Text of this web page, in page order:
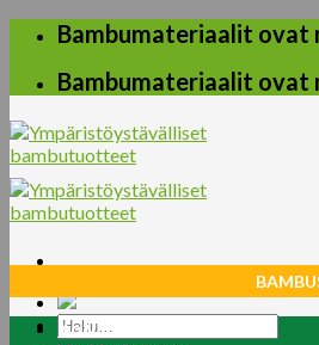
Skip
content
Bambumateriaalit ovat
Bambumateriaalit ovat
Etsi:
Koti